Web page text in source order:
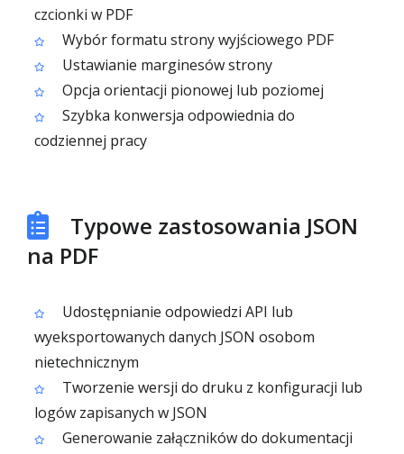
czcionki w PDF
Wybór formatu strony wyjściowego PDF
Ustawianie marginesów strony
Opcja orientacji pionowej lub poziomej
Szybka konwersja odpowiednia do
codziennej pracy
Typowe zastosowania JSON
na PDF
Udostępnianie odpowiedzi API lub
wyeksportowanych danych JSON osobom
nietechnicznym
Tworzenie wersji do druku z konfiguracji lub
logów zapisanych w JSON
Generowanie załączników do dokumentacji